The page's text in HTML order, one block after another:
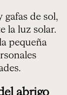
de sol,
la luz solar.
pequeña